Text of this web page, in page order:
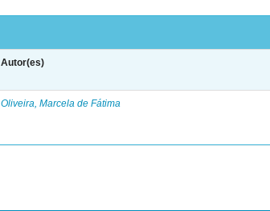
Autor(es)
Oliveira, Marcela de Fátima